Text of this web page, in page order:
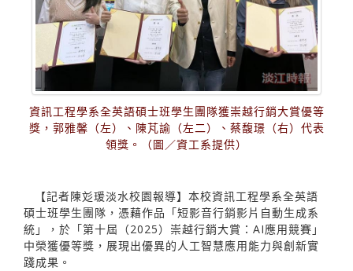
資訊工程學系全英語碩士班學生團隊獲崇越行銷大賞優等
獎，郭雅馨（左）、陳芃諭（左二）、蔡馥璟（右）代表
領獎。（圖／資工系提供）
【記者陳彣瑗淡水校園報導】本校資訊工程學系全英語
碩士班學生團隊，憑藉作品「短影音行銷影片自動生成系
統」，於「第十屆（2025）崇越行銷大賞：AI應用競賽」
中榮獲優等獎，展現出優異的人工智慧應用能力與創新實
踐成果。